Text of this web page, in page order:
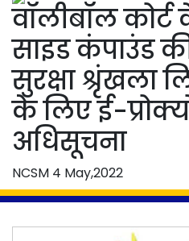
वॉलीबॉल
साइड कंपाउंड
सुरक्षा श्रृंखला
के लिए ई-
अधिसूचना
NCSM 4 May,2022